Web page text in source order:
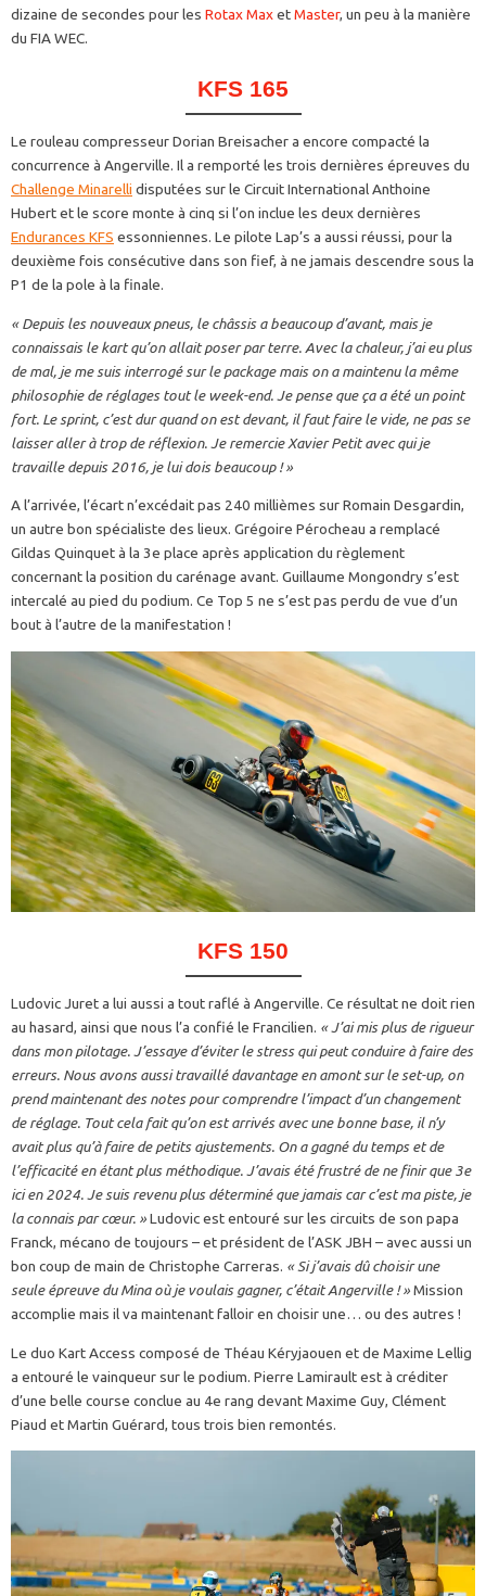
dizaine de secondes pour les Rotax MaxetMaster, un peu à la manière
du FIA WEC.
KFS 165
Le rouleau compresseur Dorian Breisacher a encore compacté la
concurrence à Angerville. Il a remporté les trois dernières épreuves du
Challenge Minarelli disputées sur le Circuit International Anthoine
Hubert et le score monte à cinq si l’on inclue les deux dernières
Endurances KFS essonniennes. Le pilote Lap’s a aussi réussi, pour la
deuxième fois consécutive dans son fief, à ne jamais descendre sous la
P1 de la pole à la finale.
« Depuis les nouveaux pneus, le châssis a beaucoup d’avant, mais je
connaissais le kart qu’on allait poser par terre. Avec la chaleur, j’ai eu plus
de mal, je me suis interrogé sur le package mais on a maintenu la même
philosophie de réglages tout le week-end. Je pense que ça a été un point
fort. Le sprint, c’est dur quand on est devant, il faut faire le vide, ne pas se
laisser aller à trop de réflexion. Je remercie Xavier Petit avec qui je
travaille depuis 2016, je lui dois beaucoup ! »
A l’arrivée, l’écart n’excédait pas 240 millièmes sur Romain Desgardin,
un autre bon spécialiste des lieux. Grégoire Pérocheau a remplacé
Gildas Quinquet à la 3e place après application du règlement
concernant la position du carénage avant. Guillaume Mongondry s’est
intercalé au pied du podium. Ce Top 5 ne s’est pas perdu de vue d’un
bout à l’autre de la manifestation !
KFS 150
Ludovic Juret a lui aussi a tout raflé à Angerville. Ce résultat ne doit rien
au hasard, ainsi que nous l’a confié le Francilien. « J’ai mis plus de rigueur
dans mon pilotage. J’essaye d’éviter le stress qui peut conduire à faire des
erreurs. Nous avons aussi travaillé davantage en amont sur le set-up, on
prend maintenant des notes pour comprendre l’impact d’un changement
de réglage. Tout cela fait qu’on est arrivés avec une bonne base, il n’y
avait plus qu’à faire de petits ajustements. On a gagné du temps et de
l’efficacité en étant plus méthodique. J’avais été frustré de ne finir que 3e
ici en 2024. Je suis revenu plus déterminé que jamais car c’est ma piste, je
la connais par cœur. »Ludovic est entouré sur les circuits de son papa
Franck, mécano de toujours – et président de l’ASK JBH – avec aussi un
bon coup de main de Christophe Carreras. « Si j’avais dû choisir une
seule épreuve du Mina où je voulais gagner, c’était Angerville ! »Mission
accomplie mais il va maintenant falloir en choisir une… ou des autres !
Le duo Kart Access composé de Théau Kéryjaouen et de Maxime Lellig
a entouré le vainqueur sur le podium. Pierre Lamirault est à créditer
d’une belle course conclue au 4e rang devant Maxime Guy, Clément
Piaud et Martin Guérard, tous trois bien remontés.